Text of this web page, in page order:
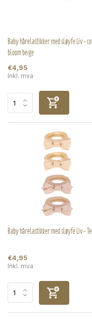
Baby hårelastikker med sløyfe Liv -
bloom beige
€4,95
Inkl. mva
Baby hårelastikker med sløyfe Liv -
€4,95
Inkl. mva